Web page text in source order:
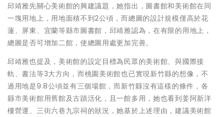
邱靖雅先關心美術館的興建議題，她指出，圖書館和美術館在同
一塊用地上，用地面積不到2公頃，而總圖的設計規模僅高於花
蓮、屏東、宜蘭等縣市圖書館，邱靖雅認為，在有限的用地上，
總圖是否可增加二館，使總圖用處更加完善。
邱靖雅也提及，美術館的設定目標為民眾的美術館、與國際接
軌、書法等3大方向，而桃園美術館也已實現新竹縣的想像，不
過用地是9.8公頃並有三個場館，而新竹縣沒有這樣的條件，各
縣市美術館用舊館及古蹟活化，且一館多用，她也看到姜阿新洋
樓營運、三街六巷九宗祠的狀況，她基於上述理由，建議美術館